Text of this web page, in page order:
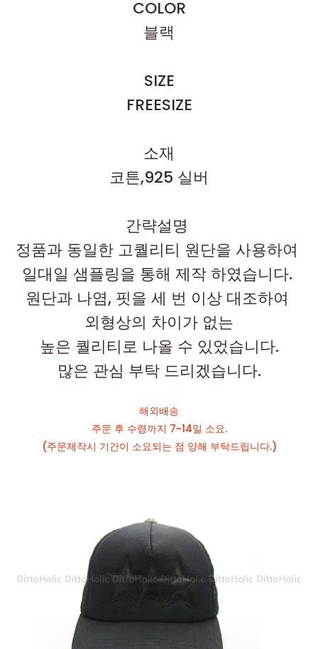
COLOR
블랙
SIZE
FREESIZE
소재
코튼,925 실버
간략설명
정품과 동일한 고퀄리티 원단을 사용하여
일대일 샘플링을 통해 제작 하였습니다.
원단과 나염, 핏을 세 번 이상 대조하여
외형상의 차이가 없는
높은 퀄리티로 나올 수 있었습니다.
많은 관심 부탁 드리겠습니다.
해외배송
주문 후 수령까지 7~14일 소요.
(주문제작시 기간이 소요되는 점 양해 부탁드립니다.)